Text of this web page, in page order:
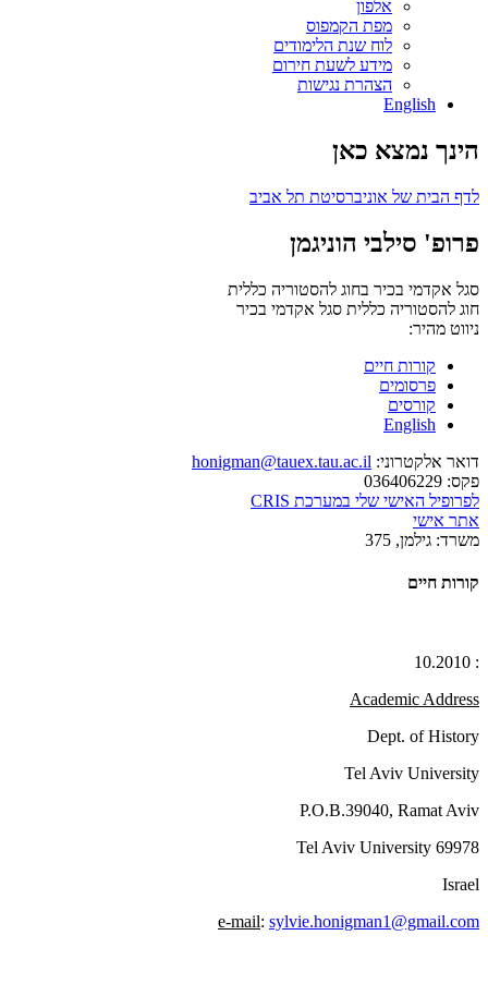
אלפון
מפת הקמפוס
לוח שנת הלימודים
מידע לשעת חירום
הצהרת נגישות
English
הינך נמצא כאן
לדף הבית של אוניברסיטת תל אביב
פרופ' סילבי הוניגמן
סגל אקדמי בכיר בחוג להסטוריה כללית
חוג להסטוריה כללית סגל אקדמי בכיר
ניווט מהיר:
קורות חיים
פרסומים
קורסים
English
דואר אלקטרוני: honigman@tauex.tau.ac.il
פקס:
לפרופיל האישי שלי במערכת CRIS
אתר אישי
משרד: גילמן, 375
קורות חיים
: 10.2010
Academic Address
Dept. of History
Tel Aviv University
P.O.B.39040, Ramat Aviv
69978 Tel Aviv University
Israel
e-mail: sylvie.honigman1@gmail.com